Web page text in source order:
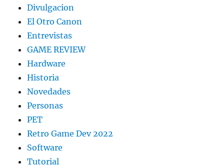
Divulgacion
El Otro Canon
Entrevistas
GAME REVIEW
Hardware
Historia
Novedades
Personas
PET
Retro Game Dev 2022
Software
Tutorial